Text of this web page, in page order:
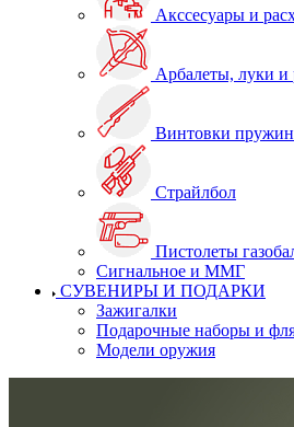
Акссесуары и
Арбалеты, луки и
Винтовки
Страйлбол
Пистолеты
Сигнальное и ММГ
СУВЕНИРЫ И ПОДАРКИ
Зажигалки
Подарочные наборы и
Модели оружия